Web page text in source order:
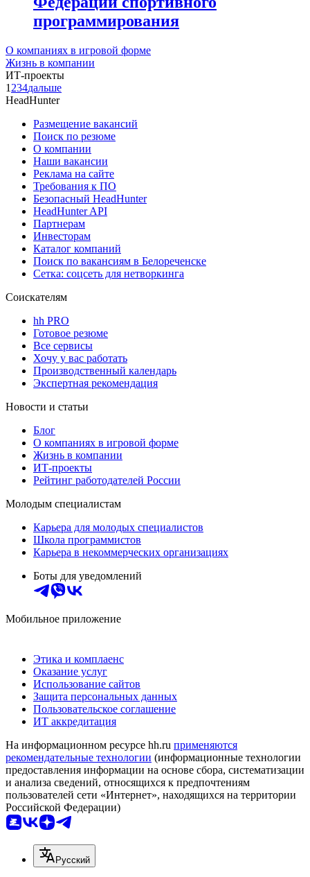
программирования
О компаниях в игровой форме
Жизнь в компании
ИТ-проекты
1 234дальше
HeadHunter
Размещение вакансий
Поиск по резюме
О компании
Наши вакансии
Реклама на сайте
Требования к ПО
Безопасный HeadHunter
HeadHunter API
Партнерам
Инвесторам
Каталог компаний
Поиск по вакансиям в Белореченске
Сетка: соцсеть для нетворкинга
Соискателям
hh PRO
Готовое резюме
Все сервисы
Хочу у вас работать
Производственный календарь
Экспертная рекомендация
Новости и статьи
Блог
О компаниях в игровой форме
Жизнь в компании
ИТ-проекты
Рейтинг работодателей России
Молодым специалистам
Карьера для молодых специалистов
Школа программистов
Карьера в некоммерческих организациях
Боты для уведомлений
Мобильное приложение
Этика и комплаенс
Оказание услуг
Использование сайтов
Защита персональных данных
Пользовательское соглашение
ИТ аккредитация
На информационном ресурсе hh.ru применяются
рекомендательные технологии (информационные технологии
предоставления информации на основе сбора, систематизации
и анализа сведений, относящихся к предпочтениям
пользователей сети «Интернет», находящихся на территории
Российской Федерации)
Русский